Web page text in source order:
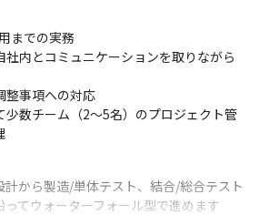
までの実務
社内とコミュニケーションを取りながら
整事項への対応
少数チーム（2～5名）のプロジェクト管
計から製造/単体テスト、結合/総合テスト
ってウォーターフォール型で進めます